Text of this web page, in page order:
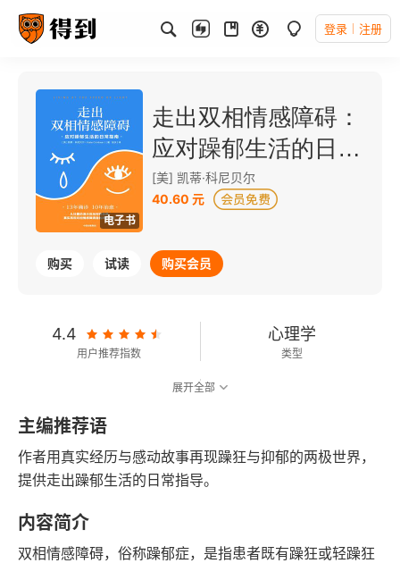
登录 注册
电子书
走出双相情感障碍：
应对躁郁生活的日常
指南
[美] 凯蒂·科尼贝尔
40.60 元
购买 试读 购买会员
4.4
用户推荐指数
心理学
类型
89千字
字数
2022-07-01
发行日期
展开全部
主编推荐语
作者用真实经历与感动故事再现躁狂与抑郁的两极世界，
提供走出躁郁生活的日常指导。
内容简介
双相情感障碍，俗称躁郁症，是指患者既有躁狂或轻躁狂